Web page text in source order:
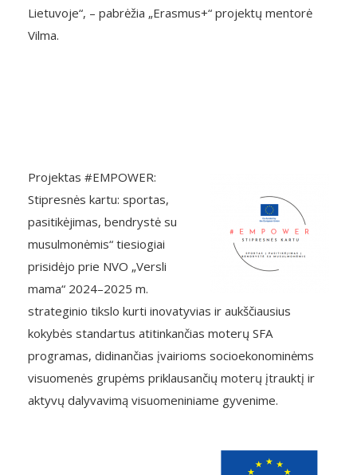
Lietuvoje“, – pabrėžia „Erasmus+“ projektų mentorė
Vilma.
Projektas #EMPOWER:
Stipresnės kartu: sportas,
pasitikėjimas, bendrystė su
musulmonėmis“ tiesiogiai
prisidėjo prie NVO „Versli
mama“ 2024–2025 m.
strateginio tikslo kurti inovatyvias ir aukščiausius
kokybės standartus atitinkančias moterų SFA
programas, didinančias įvairioms socioekonominėms
visuomenės grupėms priklausančių moterų įtrauktį ir
aktyvų dalyvavimą visuomeniniame gyvenime.